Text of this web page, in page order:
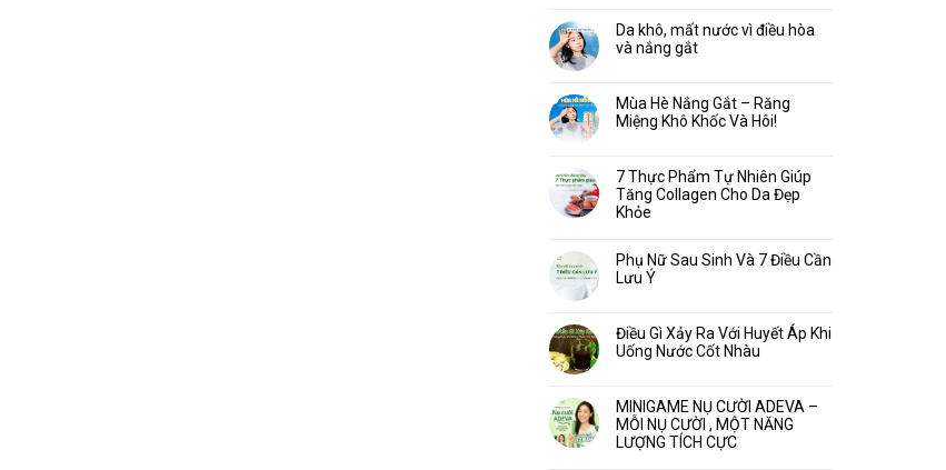
Da khô, mất nước vì điều hòa
và nắng gắt
Mùa Hè Nắng Gắt – Răng
Miệng Khô Khốc Và Hôi!
7 Thực Phẩm Tự Nhiên Giúp
Tăng Collagen Cho Da Đẹp
Khỏe
Phụ Nữ Sau Sinh Và 7 Điều Cần
Lưu Ý
Điều Gì Xảy Ra Với Huyết Áp Khi
Uống Nước Cốt Nhàu
MINIGAME NỤ CƯỜI ADEVA –
MỖI NỤ CƯỜI , MỘT NĂNG
LƯỢNG TÍCH CỰC